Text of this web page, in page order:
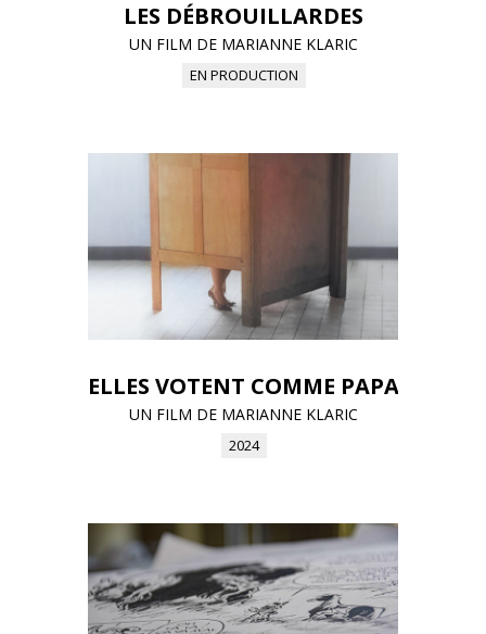
LES DÉBROUILLARDES
UN FILM DE MARIANNE KLARIC
EN PRODUCTION
ELLES VOTENT COMME PAPA
UN FILM DE MARIANNE KLARIC
2024